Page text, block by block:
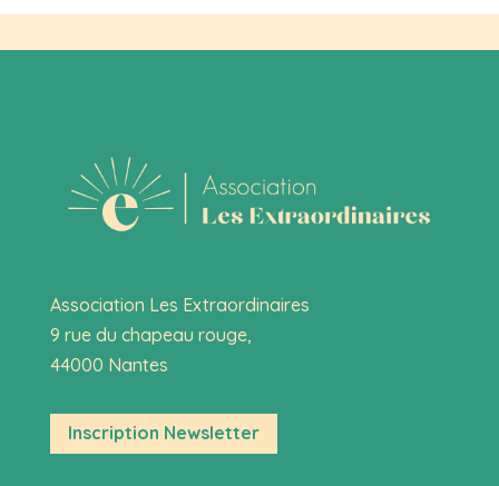
Association Les Extraordinaires
9 rue du chapeau rouge,
44000 Nantes
Inscription Newsletter